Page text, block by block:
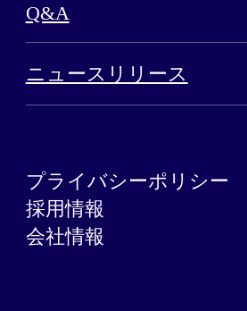
Q&A
ニュースリリース
プライバシーポリシー
採用情報
会社情報